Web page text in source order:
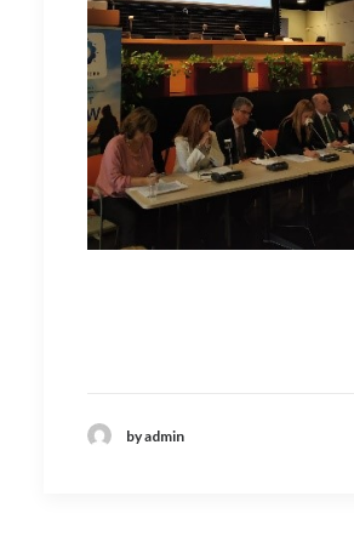
by admin